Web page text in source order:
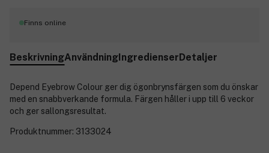
Finns online
BeskrivningAnvändningIngredienserDetaljer
Depend Eyebrow Colour ger dig ögonbrynsfärgen som du önskar
med en snabbverkande formula. Färgen håller i upp till 6 veckor
och ger sallongsresultat.
Produktnummer: 3133024